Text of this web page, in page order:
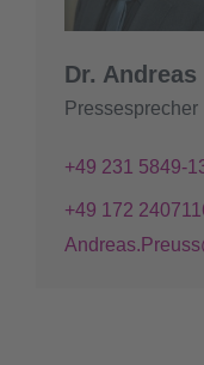
Dr. Andreas
Pressesprecher
+49 231 5849-
+49 172